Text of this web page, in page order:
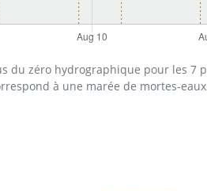
du zéro hydrographique pour les
à une marée de mortes-